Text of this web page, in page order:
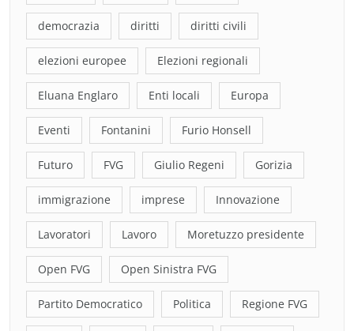
democrazia diritti diritti civili
elezioni europee Elezioni regionali
Eluana Englaro Enti locali Europa
Eventi Fontanini Furio Honsell
Futuro FVG Giulio Regeni Gorizia
immigrazione imprese Innovazione
Lavoratori Lavoro Moretuzzo presidente
Open FVG Open Sinistra FVG
Partito Democratico Politica Regione FVG